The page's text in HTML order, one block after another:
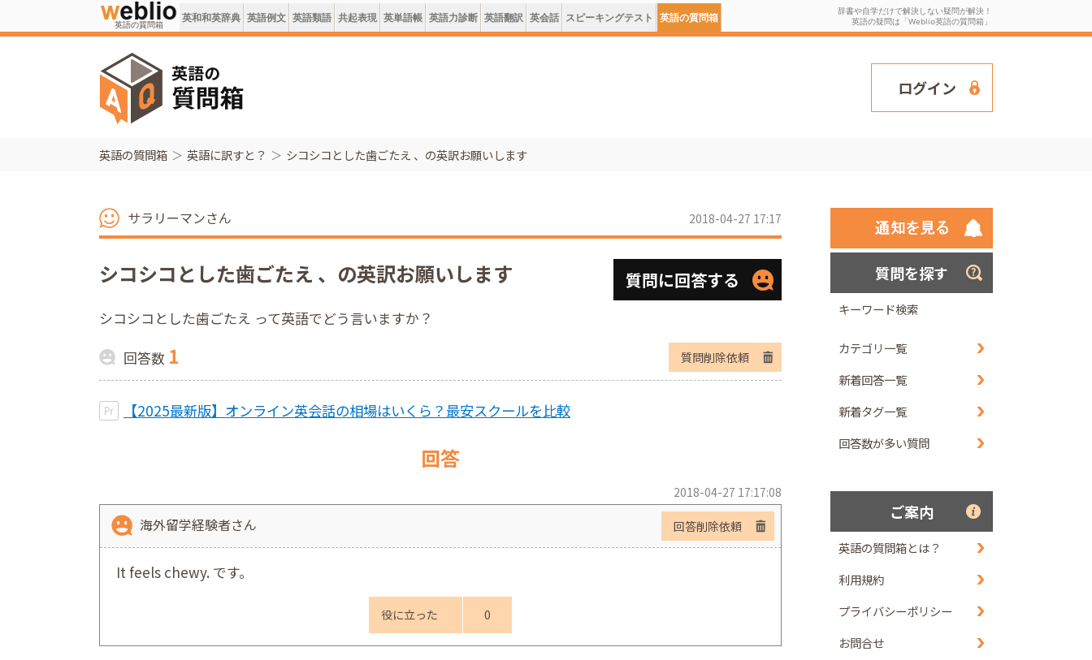
英語の質問箱 英和和英辞典 英語例文 英語類語 共起表現 英単語帳 英語力診断 英語翻訳 英会話 スピーキングテスト 英語の質問箱
辞書や自学だけで解決しない疑問が解決！
英語の疑問は「Weblio英語の質問箱」
ログイン
英語の質問箱 英語に訳すと？ シコシコとした歯ごたえ 、の英訳お願いします
サラリーマンさん 2018-04-27 17:17
シコシコとした歯ごたえ 、の英訳お願いします 質問に回答する
シコシコとした歯ごたえ って英語でどう言いますか？
回答数 1 質問削除依頼
【2025最新版】オンライン英会話の相場はいくら？最安スクールを比較
回答
2018-04-27 17:17:08
海外留学経験者さん 回答削除依頼
It feels chewy. です。
役に立った 0
質問を探す
キーワード検索
カテゴリ一覧
新着回答一覧
新着タグ一覧
回答数が多い質問
ご案内
英語の質問箱とは？
利用規約
プライバシーポリシー
お問合せ